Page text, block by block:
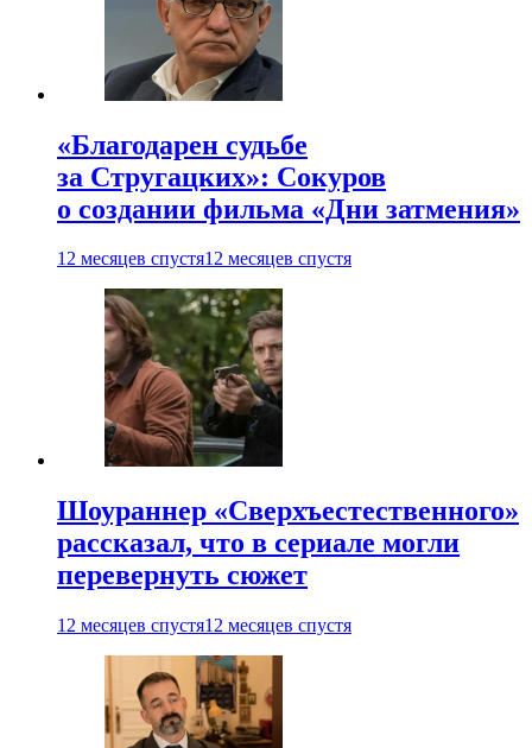
«Благодарен судьбе
за Стругацких»: Сокуров
о создании фильма «Дни затмения»
12 месяцев спустя12 месяцев спустя
Шоураннер «Сверхъестественного»
рассказал, что в сериале могли
перевернуть сюжет
12 месяцев спустя12 месяцев спустя